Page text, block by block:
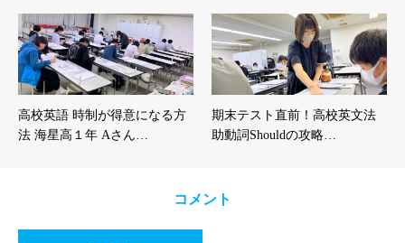
高校英語 時制が得意になる方
法 海星高１年 Aさん…
期末テスト直前！高校英文法
助動詞Shouldの攻略…
コメント